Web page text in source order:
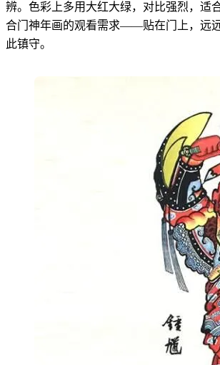
辨。色彩上多用大红大绿，对比强烈，适
合门神年画的观看需求——贴在门上，远
此镇守。